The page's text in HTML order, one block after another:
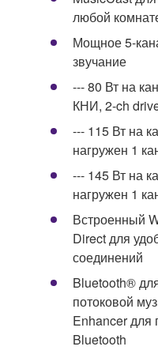
любой
Мощное 5-
звучание
--- 80 Вт на
КНИ, 2-ch
--- 115 Вт на
нагружен 1
--- 145 Вт на
нагружен 1
Встроенный
Direct для
соединений
Bluetooth®
потоковой
Enhancer для
Bluetooth